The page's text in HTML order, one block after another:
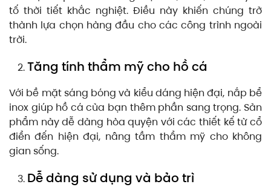
tố thời tiết khắc nghiệt. Điều này khiến chúng trở
thành lựa chọn hàng đầu cho các công trình ngoài
trời.
Tăng tính thẩm mỹ cho hồ cá
Với bề mặt sáng bóng và kiểu dáng hiện đại, nắp bể
inox giúp hồ cá của bạn thêm phần sang trọng. Sản
phẩm này dễ dàng hòa quyện với các thiết kế từ cổ
điển đến hiện đại, nâng tầm thẩm mỹ cho không
gian sống.
Dễ dàng sử dụng và bảo trì